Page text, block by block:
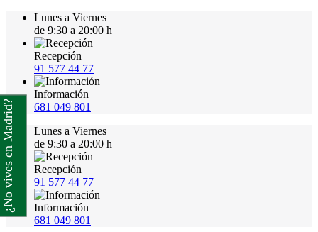
Lunes a Viernes
de 9:30 a 20:00 h
Recepción
91 577 44 77
Información
681 049 801
Lunes a Viernes
de 9:30 a 20:00 h
Recepción
91 577 44 77
Información
681 049 801
¿No vives en Madrid?